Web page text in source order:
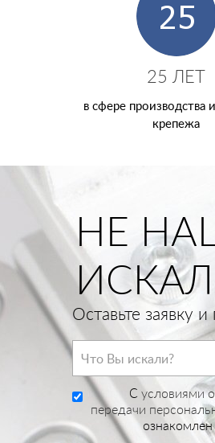
25 ЛЕТ
в сфере производства
крепежа
НЕ
Оставьте заявку
C условиями
передачи
ознакомлен